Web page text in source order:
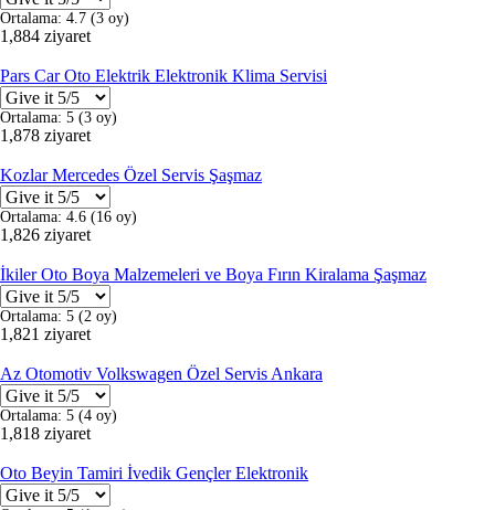
Ortalama: 4.7 (3 oy)
1,884 ziyaret
Pars Car Oto Elektrik Elektronik Klima Servisi
Ortalama: 5 (3 oy)
1,878 ziyaret
Kozlar Mercedes Özel Servis Şaşmaz
Ortalama: 4.6 (16 oy)
1,826 ziyaret
İkiler Oto Boya Malzemeleri ve Boya Fırın Kiralama Şaşmaz
Ortalama: 5 (2 oy)
1,821 ziyaret
Az Otomotiv Volkswagen Özel Servis Ankara
Ortalama: 5 (4 oy)
1,818 ziyaret
Oto Beyin Tamiri İvedik Gençler Elektronik